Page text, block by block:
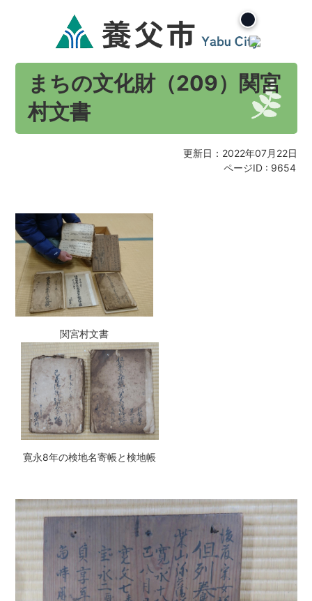
まちの文化財（209）関宮
村文書
更新日：2022年07月22日
ページID : 9654
関宮村文書
寛永8年の検地名寄帳と検地帳